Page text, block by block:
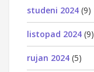
studeni 2024 (9)
listopad 2024 (9)
rujan 2024 (5)